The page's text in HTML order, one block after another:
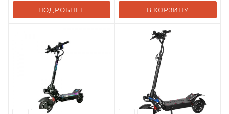
ПОДРОБНЕЕ В КОРЗИНУ